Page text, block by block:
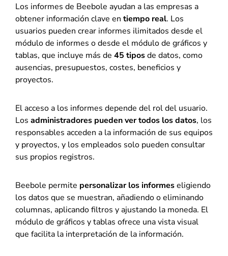
Los informes de Beebole ayudan a las empresas a
obtener información clave en tiempo real. Los
usuarios pueden crear informes ilimitados desde el
módulo de informes o desde el módulo de gráficos y
tablas, que incluye más de 45 tiposde datos, como
ausencias, presupuestos, costes, beneficios y
proyectos.
El acceso a los informes depende del rol del usuario.
Los administradores pueden ver todos los datos, los
responsables acceden a la información de sus equipos
y proyectos, y los empleados solo pueden consultar
sus propios registros.
Beebole permite personalizar los informeseligiendo
los datos que se muestran, añadiendo o eliminando
columnas, aplicando filtros y ajustando la moneda. El
módulo de gráficos y tablas ofrece una vista visual
que facilita la interpretación de la información.